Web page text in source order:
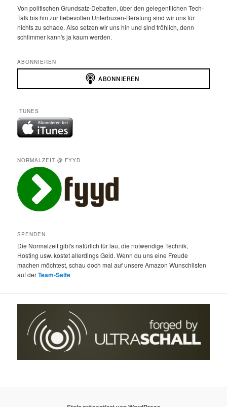
Von politischen Grundsatz-Debatten, über den gelegentlichen Tech-
Talk bis hin zur liebevollen Unterbuxen-Beratung sind wir uns für
nichts zu schade. Also setzen wir uns hin und sind fröhlich, denn
schlimmer kann's ja kaum werden.
ABONNIEREN
ITUNES
NORMALZEIT @ FYYD
SPENDEN
Die Normalzeit gibt's natürlich für lau, die notwendige Technik,
Hosting usw. kostet allerdings Geld. Wenn du uns eine Freude
machen möchtest, schau doch mal auf unsere Amazon Wunschlisten
auf derTeam-Seite